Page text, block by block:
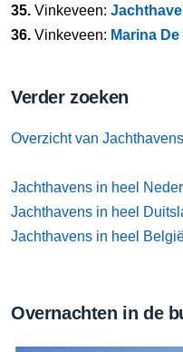
35. Vinkeveen:
36. Vinkeveen: Marina
Verder zoeken
Overzicht van
Jachthavens in heel
Jachthavens in heel
Jachthavens in heel
Overnachten in de